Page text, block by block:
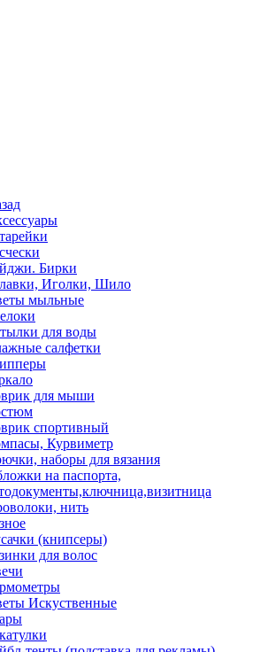
Бирки
Иголки, Шило
мыльные
для воды
салфетки
для мыши
спортивный
Курвиметр
наборы для вязания
на паспорта,
нить
(книпсеры)
для волос
Искуственные